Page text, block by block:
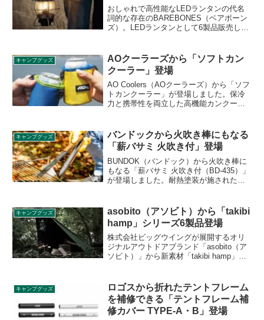
おしゃれで高性能なLEDランタンの代名
詞的な存在のBAREBONES（ベアボーン
ズ）。LEDランタンとして6製品販売して
ます。各製品の特徴と選び方をレビュー
します。
キャンプグッズ
AOクーラーズから「ソフトカン
クーラー」登場
AO Coolers（AOクーラーズ）から「ソフ
トカンクーラー」が登場しました。保冷
力と携帯性を両立した高機能カンクーラ
す。350ml缶だけでなく、コンビニコーヒ
ーSサイズにも対応します。詳細をレビュ
ーします。
キャンプグッズ
バンドックから火吹き棒にもなる
「薪バサミ 火吹き付」登場
BUNDOK（バンドック）から火吹き棒に
もなる「薪バサミ 火吹き付（BD-435）」
が登場しました。耐熱塗装が施された丈
なトングです。詳細をレビューします。
キャンプグッズ
asobito（アソビト）から「takibi
hamp」シリーズ6製品登場
株式会社ビッグウイングが展開するオリ
ジナルアウトドアブランド「asobito（ア
ソビト）」から新素材「takibi hamp」を
販売が始まります。詳細をレビューしま
す。
キャンプグッズ
ロゴスから折れたテントフレーム
を補修できる「テントフレーム補
修カバー TYPE-A・B」登場